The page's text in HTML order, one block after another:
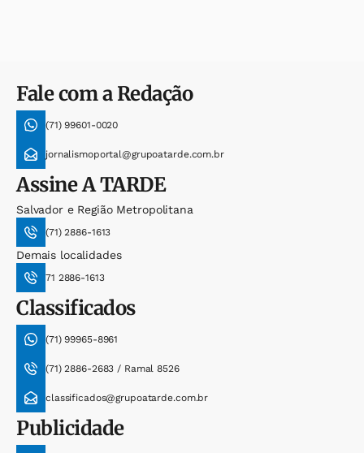
Fale com a Redação
(71) 99601-0020
jornalismoportal@grupoatarde.com.br
AssineA TARDE
Salvador e Região Metropolitana
(71) 2886-1613
Demais localidades
71 2886-1613
Classificados
(71) 99965-8961
(71) 2886-2683 / Ramal 8526
classificados@grupoatarde.com.br
Publicidade